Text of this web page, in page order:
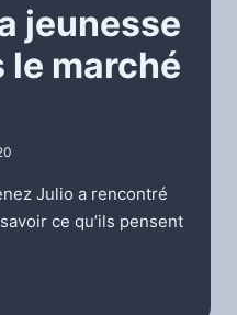
jeunesse
le marché
Julio a rencontré
ce qu’ils pensent